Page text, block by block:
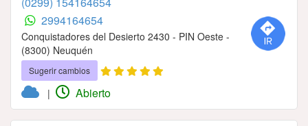
2994164654
Conquistadores del Desierto 2430 - PIN Oeste -
(8300) Neuquén
Sugerir cambios
| Abierto